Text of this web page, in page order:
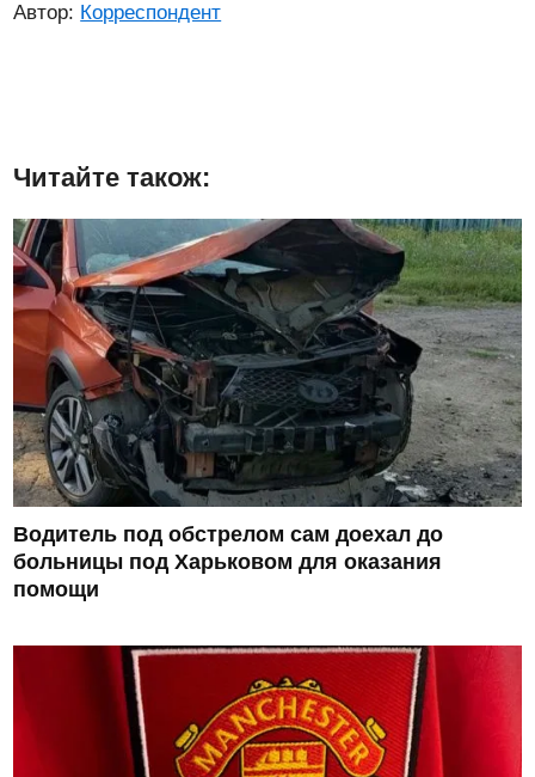
Автор: Корреспондент
Читайте також:
Водитель под обстрелом сам доехал до
больницы под Харьковом для оказания
помощи